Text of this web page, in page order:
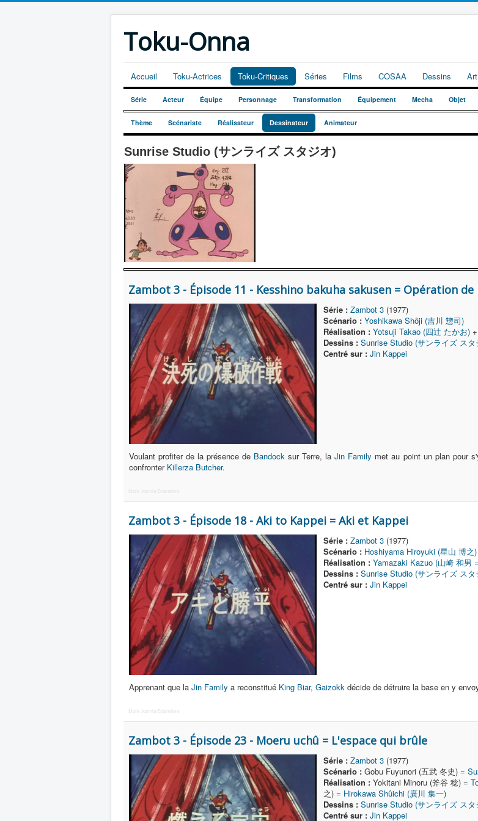
Toku-Onna
Accueil Toku-Actrices Toku-Critiques Séries Films COSAA Dessins
Série Acteur Équipe Personnage Transformation Équipement Mecha Objet
Thème Scénariste Réalisateur Dessinateur Animateur
Sunrise Studio (サンライズ スタジオ)
Zambot 3 - Épisode 11 - Kesshino bakuha sakusen = Opération
Série : Zambot 3 (1977)
Scénario : Yoshikawa Shôji (吉川 惣司)
Réalisation : Yotsuji Takao (四辻 たかお)
Dessins : Sunrise Studio (サンライズ スタ
Centré sur : Jin Kappei
Voulant profiter de la présence de Bandock sur Terre, laJin Family met au point un plan pour
confronter Killerza Butcher.
More Joomla Extensions
Zambot 3 - Épisode 18 - Aki to Kappei = Aki et Kappei
Série : Zambot 3 (1977)
Scénario : Hoshiyama Hiroyuki (星山 博之)
Réalisation : Yamazaki Kazuo (山崎 和男
Dessins : Sunrise Studio (サンライズ スタ
Centré sur : Jin Kappei
Apprenant que la Jin Family a reconstitué King Biar, Gaizokk décide de détruire la base en y
More Joomla Extensions
Zambot 3 - Épisode 23 - Moeru uchû = L'espace qui brûle
Série : Zambot 3 (1977)
Scénario : Gobu Fuyunori (五武 冬史) =
Réalisation : Yokitani Minoru (斧谷 稔) =
之) = Hirokawa Shûichi (廣川 集一)
Dessins : Sunrise Studio (サンライズ スタ
Centré sur : Jin Kappei